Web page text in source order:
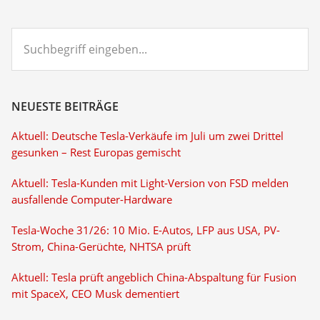
eingeben...
NEUESTE BEITRÄGE
Aktuell: Deutsche Tesla-Verkäufe im Juli um zwei Drittel
gesunken – Rest Europas gemischt
Aktuell: Tesla-Kunden mit Light-Version von FSD melden
ausfallende Computer-Hardware
Tesla-Woche 31/26: 10 Mio. E-Autos, LFP aus USA, PV-
Strom, China-Gerüchte, NHTSA prüft
Aktuell: Tesla prüft angeblich China-Abspaltung für Fusion
mit SpaceX, CEO Musk dementiert